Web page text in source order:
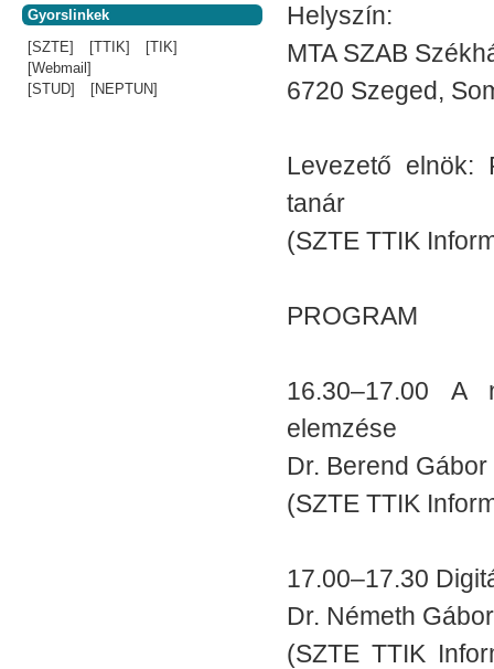
Helyszín:
MTA SZAB
6720 Szeged,
Levezető elnök:
tanár
(SZTE TTIK
PROGRAM
16.30–17.00 A
elemzése
Dr. Berend
(SZTE TTIK
17.00–17.30
Dr. Németh
(SZTE TTIK
Gyorslinkek
[SZTE]
[TTIK]
[TIK]
[Webmail]
[STUD]
[NEPTUN]